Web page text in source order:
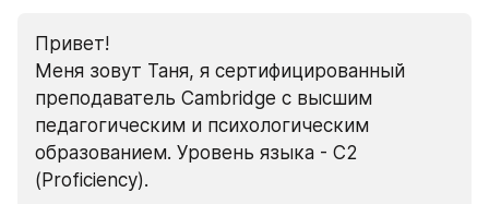
Привет!
Меня зовут Таня, я сертифицированный
преподаватель Cambridge с высшим
педагогическим и психологическим
образованием. Уровень языка - С2
(Proficiency).